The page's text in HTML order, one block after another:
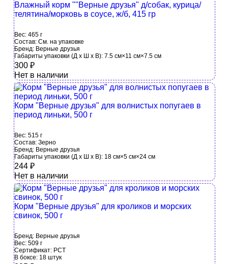
Влажный корм ""Верные друзья" д/собак, курица/
телятина/морковь в соусе, ж/б, 415 гр
Вес:465 г
Состав:См. на упаковке
Бренд: Верные друзья
Габариты упаковки (Д х Ш х В):7.5 см×11 см×7.5 см
300₽
Нет в наличии
Корм "Верные друзья" для волнистых попугаев в
период линьки, 500 г
Вес:515 г
Состав:Зерно
Бренд: Верные друзья
Габариты упаковки (Д х Ш х В): 18 см×5 см×24 см
244₽
Нет в наличии
Корм "Верные друзья" для кроликов и морских
свинок, 500 г
Бренд: Верные друзья
Вес:509 г
Сертификат: РСТ
В боксе: 18 штук